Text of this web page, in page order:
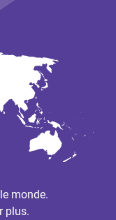
monde.
plus.